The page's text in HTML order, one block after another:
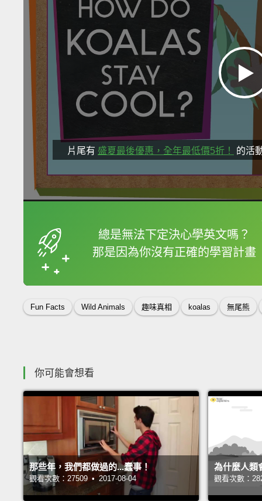
片尾有 盛夏最後優惠，全年最低價5折！ 的活
總是無法下定決心學英文嗎？
那是因為你沒有正確的學習計畫
框選或點兩下字幕可
Fun Facts Wild Animals 趣味真相 koalas 無尾熊
你可能會想看
那些年，我們都做過的...蠢事！
觀看次數：27509 • 2017-08-04
為什麼人類
觀看次數：